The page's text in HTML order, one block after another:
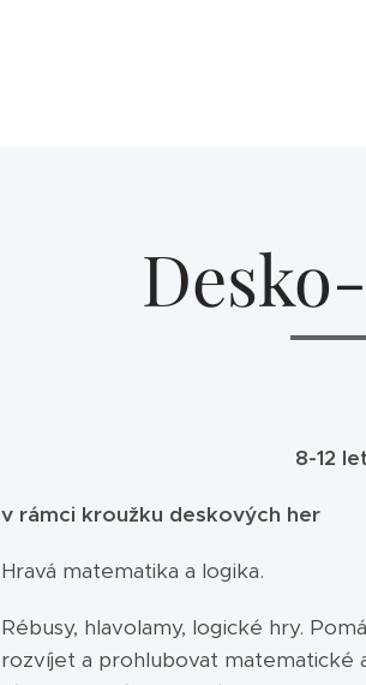
8-12 let
v rámci kroužku deskových her
Hravá matematika a logika.
Rébusy, hlavolamy, logické hry.
rozvíjet a prohlubovat matematické